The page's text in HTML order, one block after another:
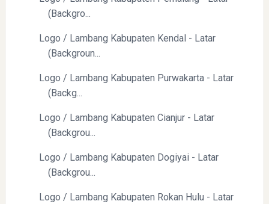
(Backgro...
Logo / Lambang Kabupaten Kendal - Latar
(Backgroun...
Logo / Lambang Kabupaten Purwakarta - Latar
(Backg...
Logo / Lambang Kabupaten Cianjur - Latar
(Backgrou...
Logo / Lambang Kabupaten Dogiyai - Latar
(Backgrou...
Logo / Lambang Kabupaten Rokan Hulu - Latar